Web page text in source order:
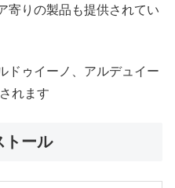
寄りの製品も提供されてい
ドゥイーノ、アルデュイー
れます
トール